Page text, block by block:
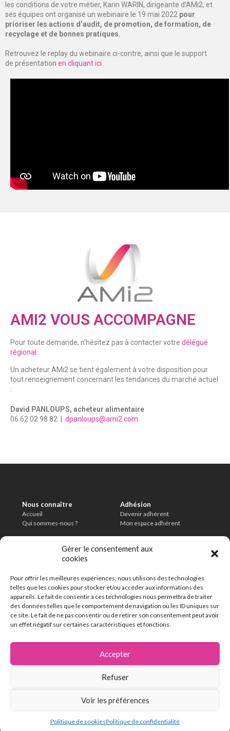
Gérer le consentement aux
cookies
Pour offrir les meilleures expériences, nous utilisons des technologies
telles que les cookies pour stocker et/ou accéder aux informations des
appareils. Le fait de consentir à ces technologies nous permettra de traiter
des données telles que le comportement de navigation ou les ID uniques sur
ce site. Le fait de ne pas consentir ou de retirer son consentement peut avoir
un effet négatif sur certaines caractéristiques et fonctions.
Accepter
Refuser
Voir les préférences
Politique de cookiesPolitique de confidentialité
les conditions de votre métier, Karin WARIN, dirigeante d’AMi2, et
ses équipes ont organisé un webinaire le 19 mai 2022 pour
prioriser les actions d’audit, de promotion, de formation, de
recyclage et de bonnes pratiques.
Retrouvez le replay du webinaire ci-contre, ainsi que le support
de présentation en cliquant ici.
AMI2 VOUS ACCOMPAGNE
Pour toute demande, n’hésitez pas à contacter votre délégué
régional
Un acheteur AMi2 se tient également à votre disposition pour
tout renseignement concernant les tendances du marché actuel
:
David PANLOUPS, acheteur alimentaire
06 62 02 98 82 | dpanloups@ami2.com
Nous connaître
Accueil
Qui sommes-nous ?
Adhésion
Devenir adhérent
Mon espace adhérent
Mentions légales
Politique de confidentialité
Charte de modération
En savoir plus
FAQ
Contact
14100 Lisieux